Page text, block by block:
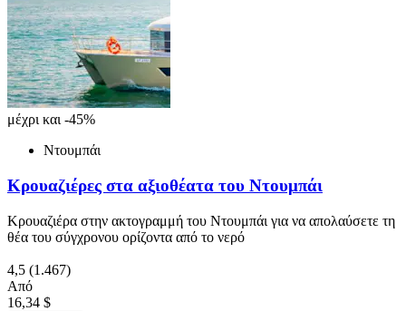
μέχρι και -45%
Ντουμπάι
Κρουαζιέρες στα αξιοθέατα του Ντουμπάι
Κρουαζιέρα στην ακτογραμμή του Ντουμπάι για να απολαύσετε τη
θέα του σύγχρονου ορίζοντα από το νερό
4,5 (1.467)
Από
16,34 $